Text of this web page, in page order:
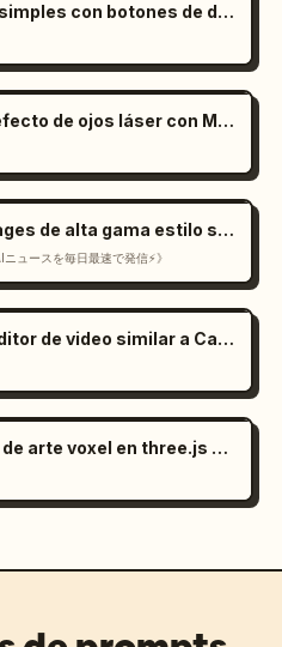
Generar 40 íconos SVG simples con botones de descarga
Demostración web del efecto de ojos láser con Mediapipe y Three.js
Generador de landing pages de alta gama estilo suizo en React
ュースを毎日最速で発信⚡️》
Interfaz de usuario de editor de video similar a CapCut en Gemini
Generación de escenas de arte voxel en three.js a partir de una imagen